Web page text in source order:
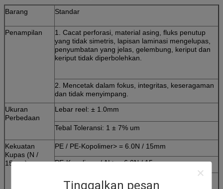
Tinggalkan pesan
Barang
Standar
Penampilan
1. Cacat perforasi, material asing, fluks penutup
yang tidak simetris, lapisan laminasi mengelupas,
penyumbatan yang jelas, gelembung, keriput dan
keriput tidak diperbolehkan.
2. Mencetak dalam fokus, integritas, keseragaman
dan tidak menyimpang.
Ukuran
Perbedaan
Lebar reel: ± 1.0mm
Tebal Toleransi: 1 ± 7% um
Kekuatan
Kupas (N /
15mm)
PE / PE-Kopolimer> = 6.0N / 15mm
PE-Kopolimer / AL> = 6.0N / 15mm
AL / Kopolimer-PE> = 6.0N / 15mm